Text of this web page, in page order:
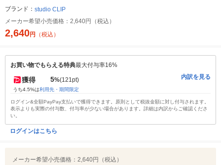
ブランド： studio CLIP
メーカー希望小売価格： 2,640円（税込）
2,640円 （税込）
お買い物でもらえる特典最大付与率16%
獲得 5%(121pt)
うち4.5%は利用先・期間限定
内訳を見る
ログイン&全額PayPay支払いで獲得できます。原則として税抜金額に対し付与されます。
表示よりも実際の付与数、付与率が少ない場合があります。詳細は内訳からご確認くださ
い。
ログインはこちら
メーカー希望小売価格： 2,640円（税込）